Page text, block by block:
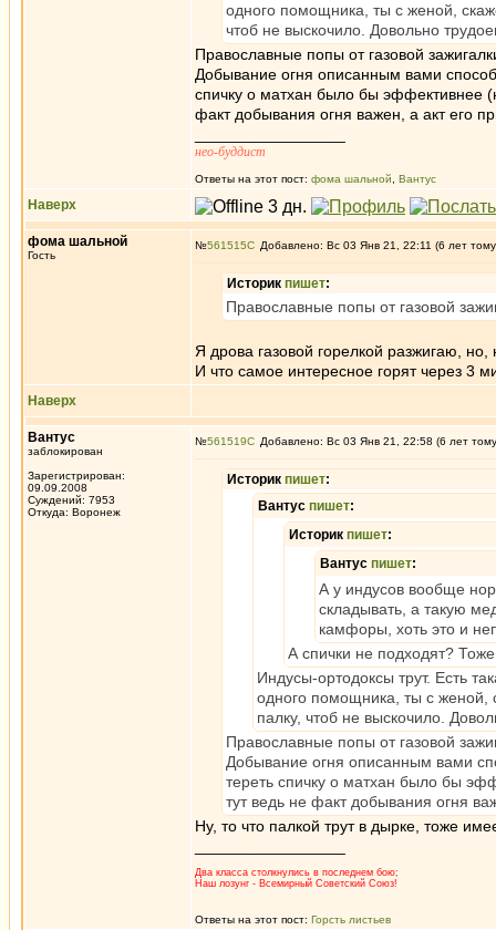
одного помощника, ты с женой,
чтоб не выскочило. Довольно
Православные попы от газовой
Добывание огня описанным вами
спичку о матхан было бы эффективнее
факт добывания огня важен, а акт его
нео-буддист
Ответы на этот пост: фома шальной Вантус
Наверх
фома шальной
Гость
№561515 Добавлено: Вс 03 Янв 21, 22:11 (6 лет
Историк пишет:
Православные попы от газовой
Я дрова газовой горелкой разжигаю,
И что самое интересное горят через 3
Наверх
Вантус
заблокирован
Зарегистрирован:
09.09.2008
Суждений: 7953
Откуда: Воронеж
№561519 Добавлено: Вс 03 Янв 21, 22:58 (6 лет
Историк пишет:
Вантус пишет:
Историк пишет:
Вантус пишет:
А у индусов вообще
складывать, а такую
камфоры, хоть это и
А спички не подходят?
Индусы-ортодоксы трут. Есть
одного помощника, ты с женой,
палку, чтоб не выскочило.
Православные попы от газовой
Добывание огня описанным вами
тереть спичку о матхан было бы
тут ведь не факт добывания огня
Ну, то что палкой трут в дырке, тоже
Два класса столкнулись в последнем бою;
Наш лозунг - Всемирный Советский Союз!
Ответы на этот пост: Горсть листьев